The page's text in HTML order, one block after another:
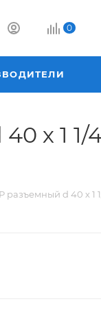
0
х 1 1/
d 40 х 1 1/